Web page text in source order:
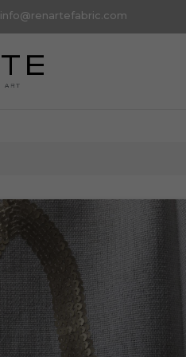
info@renartefabric.com